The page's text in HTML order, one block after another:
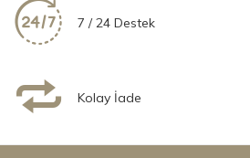
7 / 24 Destek
Kolay İade